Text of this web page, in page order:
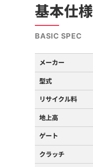
基本仕様
BASIC SPEC
メーカー
型式
リサイクル料
地上高
ゲート
クラッチ